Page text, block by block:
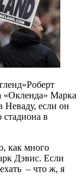
«Окленда» Марка
Неваду, если он
стадиона в
как много
Дэвис. Если
– что ж, я